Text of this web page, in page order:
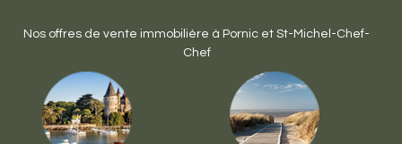
Nos offres de vente immobilière à Pornic et St-Michel-Chef-
Chef